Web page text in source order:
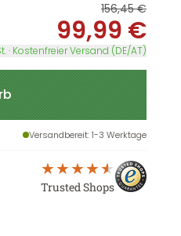
156,45 €
99,99 €
· Kostenfreier Versand (DE/AT)
Versandbereit: 1-3 Werktage
Trusted Shops